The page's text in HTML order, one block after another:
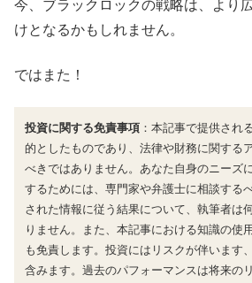
今、ブラックロックの戦略は、より
けとなるかもしれません。
ではまた！
投資に関する免責事項 ：本記事で提供され
的としたものであり、法律や財務に関する
べきではありません。あなた自身のニーズ
するためには、専門家や弁護士に相談する
された情報に従う結果について、執筆者は
りません。また、本記事における知識の使
も免責します。投資にはリスクが伴います
含みます。過去のパフォーマンスは将来の